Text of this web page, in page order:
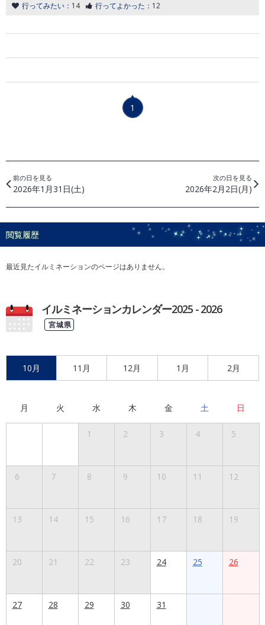
行ってみたい： 14 行ってよかった： 12
1
前の日を見る
2026年1月31日(土)
次の日を見る
2026年2月2日(月)
閲覧履歴
最近見たイルミネーションのページはありません。
イルミネーションカレンダー2025 - 2026
宮城県
10月 11月 12月 1月 2月
月 火 水 木 金 土 日
1 2 3 4 5
6 7 8 9 10 11 12
13 14 15 16 17 18 19
20 21 22 23 24 25 26
27 28 29 30 31